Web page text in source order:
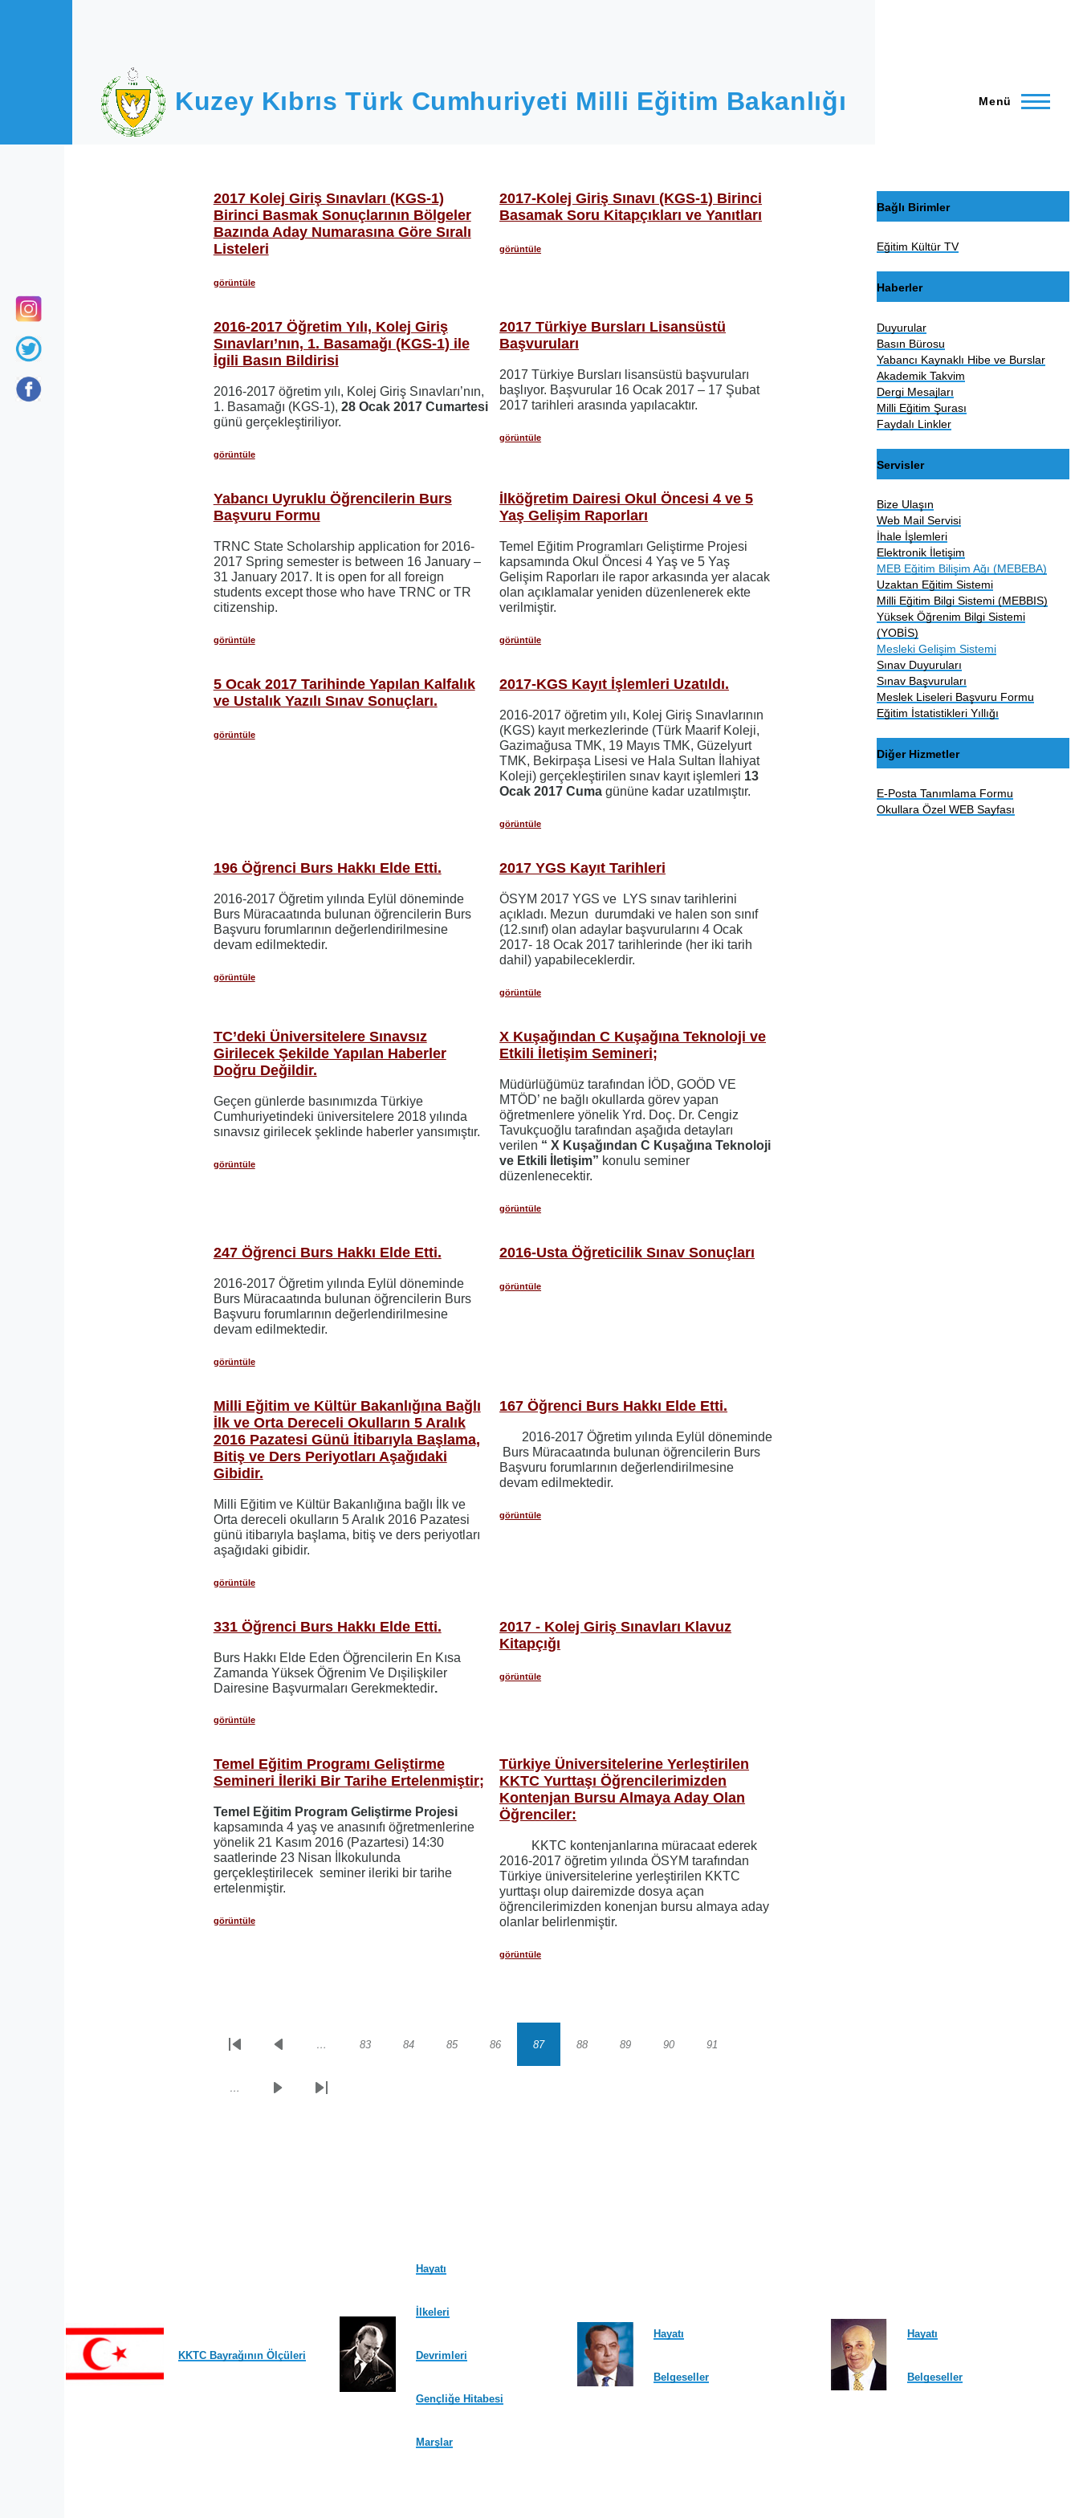
Kuzey Kıbrıs Türk Cumhuriyeti Milli Eğitim Bakanlığı Menü
2017 Kolej Giriş Sınavları (KGS-1)
Birinci Basmak Sonuçlarının Bölgeler
Bazında Aday Numarasına Göre Sıralı
Listeleri
görüntüle
2017-Kolej Giriş Sınavı (KGS-1) Birinci
Basamak Soru Kitapçıkları ve Yanıtları
görüntüle
2016-2017 Öğretim Yılı, Kolej Giriş
Sınavları’nın, 1. Basamağı (KGS-1) ile
İgili Basın Bildirisi
2016-2017 öğretim yılı, Kolej Giriş Sınavları’nın,
1. Basamağı (KGS-1), 28 Ocak 2017 Cumartesi
günü gerçekleştiriliyor.
görüntüle
2017 Türkiye Bursları Lisansüstü
Başvuruları
2017 Türkiye Bursları lisansüstü başvuruları
başlıyor. Başvurular 16 Ocak 2017 – 17 Şubat
2017 tarihleri arasında yapılacaktır.
görüntüle
Yabancı Uyruklu Öğrencilerin Burs
Başvuru Formu
TRNC State Scholarship application for 2016-
2017 Spring semester is between 16 January –
31 January 2017. It is open for all foreign
students except those who have TRNC or TR
citizenship.
görüntüle
İlköğretim Dairesi Okul Öncesi 4 ve 5
Yaş Gelişim Raporları
Temel Eğitim Programları Geliştirme Projesi
kapsamında Okul Öncesi 4 Yaş ve 5 Yaş
Gelişim Raporları ile rapor arkasında yer alacak
olan açıklamalar yeniden düzenlenerek ekte
verilmiştir.
görüntüle
5 Ocak 2017 Tarihinde Yapılan Kalfalık
ve Ustalık Yazılı Sınav Sonuçları.
görüntüle
2017-KGS Kayıt İşlemleri Uzatıldı.
2016-2017 öğretim yılı, Kolej Giriş Sınavlarının
(KGS) kayıt merkezlerinde (Türk Maarif Koleji,
Gazimağusa TMK, 19 Mayıs TMK, Güzelyurt
TMK, Bekirpaşa Lisesi ve Hala Sultan İlahiyat
Koleji) gerçekleştirilen sınav kayıt işlemleri 13
Ocak 2017 Cuma gününe kadar uzatılmıştır.
görüntüle
196 Öğrenci Burs Hakkı Elde Etti.
2016-2017 Öğretim yılında Eylül döneminde
Burs Müracaatında bulunan öğrencilerin Burs
Başvuru forumlarının değerlendirilmesine
devam edilmektedir.
görüntüle
2017 YGS Kayıt Tarihleri
ÖSYM 2017 YGS ve LYS sınav tarihlerini
açıkladı. Mezun durumdaki ve halen son sınıf
(12.sınıf) olan adaylar başvurularını 4 Ocak
2017- 18 Ocak 2017 tarihlerinde (her iki tarih
dahil) yapabileceklerdir.
görüntüle
TC’deki Üniversitelere Sınavsız
Girilecek Şekilde Yapılan Haberler
Doğru Değildir.
Geçen günlerde basınımızda Türkiye
Cumhuriyetindeki üniversitelere 2018 yılında
sınavsız girilecek şeklinde haberler yansımıştır.
görüntüle
X Kuşağından C Kuşağına Teknoloji ve
Etkili İletişim Semineri;
Müdürlüğümüz tarafından İÖD, GOÖD VE
MTÖD’ ne bağlı okullarda görev yapan
öğretmenlere yönelik Yrd. Doç. Dr. Cengiz
Tavukçuoğlu tarafından aşağıda detayları
verilen “ X Kuşağından C Kuşağına Teknoloji
ve Etkili İletişim” konulu seminer
düzenlenecektir.
görüntüle
247 Öğrenci Burs Hakkı Elde Etti.
2016-2017 Öğretim yılında Eylül döneminde
Burs Müracaatında bulunan öğrencilerin Burs
Başvuru forumlarının değerlendirilmesine
devam edilmektedir.
görüntüle
2016-Usta Öğreticilik Sınav Sonuçları
görüntüle
Milli Eğitim ve Kültür Bakanlığına Bağlı
İlk ve Orta Dereceli Okulların 5 Aralık
2016 Pazatesi Günü İtibarıyla Başlama,
Bitiş ve Ders Periyotları Aşağıdaki
Gibidir.
Milli Eğitim ve Kültür Bakanlığına bağlı İlk ve
Orta dereceli okulların 5 Aralık 2016 Pazatesi
günü itibarıyla başlama, bitiş ve ders periyotları
aşağıdaki gibidir.
görüntüle
167 Öğrenci Burs Hakkı Elde Etti.
2016-2017 Öğretim yılında Eylül döneminde
Burs Müracaatında bulunan öğrencilerin Burs
Başvuru forumlarının değerlendirilmesine
devam edilmektedir.
görüntüle
331 Öğrenci Burs Hakkı Elde Etti.
Burs Hakkı Elde Eden Öğrencilerin En Kısa
Zamanda Yüksek Öğrenim Ve Dışilişkiler
Dairesine Başvurmaları Gerekmektedir.
görüntüle
2017 - Kolej Giriş Sınavları Klavuz
Kitapçığı
görüntüle
Temel Eğitim Programı Geliştirme
Semineri İleriki Bir Tarihe Ertelenmiştir;
Temel Eğitim Program Geliştirme Projesi
kapsamında 4 yaş ve anasınıfı öğretmenlerine
yönelik 21 Kasım 2016 (Pazartesi) 14:30
saatlerinde 23 Nisan İlkokulunda
gerçekleştirilecek seminer ileriki bir tarihe
ertelenmiştir.
görüntüle
Türkiye Üniversitelerine Yerleştirilen
KKTC Yurttaşı Öğrencilerimizden
Kontenjan Bursu Almaya Aday Olan
Öğrenciler:
KKTC kontenjanlarına müracaat ederek
2016-2017 öğretim yılında ÖSYM tarafından
Türkiye üniversitelerine yerleştirilen KKTC
yurttaşı olup dairemizde dosya açan
öğrencilerimizden konenjan bursu almaya aday
olanlar belirlenmiştir.
görüntüle
Sayfalama
İlk
Önceki
… Sayfa
83 Sayfa
84 Sayfa
85 Sayfa
86 Sayfa
87 Sayfa
88 Sayfa
89 Sayfa
90 Sayfa
91
…
Sonraki
Son
Bağlı Birimler
Eğitim Kültür TV
Haberler
Duyurular
Basın Bürosu
Yabancı Kaynaklı Hibe ve Burslar
Akademik Takvim
Dergi Mesajları
Milli Eğitim Şurası
Faydalı Linkler
Servisler
Bize Ulaşın
Web Mail Servisi
İhale İşlemleri
Elektronik İletişim
MEB Eğitim Bilişim Ağı (MEBEBA)
Uzaktan Eğitim Sistemi
Milli Eğitim Bilgi Sistemi (MEBBIS)
Yüksek Öğrenim Bilgi Sistemi
(YOBİS)
Mesleki Gelişim Sistemi
Sınav Duyuruları
Sınav Başvuruları
Meslek Liseleri Başvuru Formu
Eğitim İstatistikleri Yıllığı
Diğer Hizmetler
E-Posta Tanımlama Formu
Okullara Özel WEB Sayfası
KKTC Bayrağının Ölçüleri
Hayatı
İlkeleri
Devrimleri
Gençliğe Hitabesi
Marşlar
Hayatı
Belgeseller
Hayatı
Belgeseller